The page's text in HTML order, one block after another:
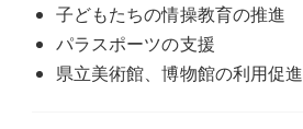
子どもたちの情操教育の推進
パラスポーツの支援
県立美術館、博物館の利用促進